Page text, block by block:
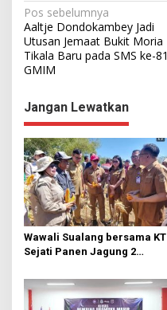
N
a
v
g
a
s
i
p
o
s
Pos sebelumnya
Aaltje Dondokambey Jadi
Utusan Jemaat Bukit Moria
Tikala Baru pada SMS ke-81
GMIM
Jangan Lewatkan
Wawali Sualang bersama KT
Sejati Panen Jagung 2